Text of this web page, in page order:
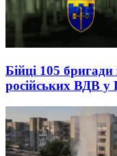
Бійці 105
російських ВДВ у